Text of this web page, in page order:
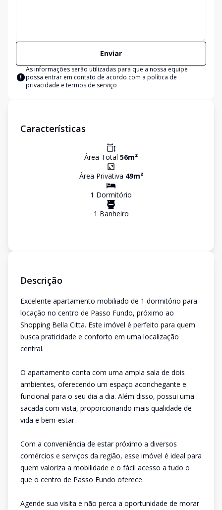
Enviar
As informações serão utilizadas para que a nossa equipe
possa entrar em contato de acordo com a política de
privacidade e termos de serviço
Características
Área Total 56m²
Área Privativa 49m²
1 Dormitório
1 Banheiro
Descrição
Excelente apartamento mobiliado de 1 dormitório para
locação no centro de Passo Fundo, próximo ao
Shopping Bella Citta. Este imóvel é perfeito para quem
busca praticidade e conforto em uma localização
central.
O apartamento conta com uma ampla sala de dois
ambientes, oferecendo um espaço aconchegante e
funcional para o seu dia a dia. Além disso, possui uma
sacada com vista, proporcionando mais qualidade de
vida e bem-estar.
Com a conveniência de estar próximo a diversos
comércios e serviços da região, esse imóvel é ideal para
quem valoriza a mobilidade e o fácil acesso a tudo o
que o centro de Passo Fundo oferece.
Agende sua visita e não perca a oportunidade de morar